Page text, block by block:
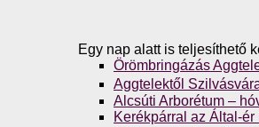
Egy nap alatt is teljesíthető
Örömbringázás
Aggtelektől
Alcsúti Arborétum –
Kerékpárral az Által-ér